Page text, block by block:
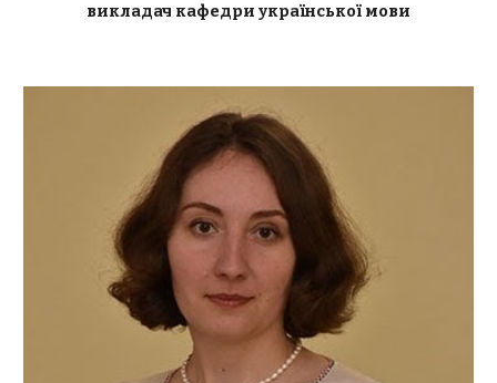
викладач кафедри української мови